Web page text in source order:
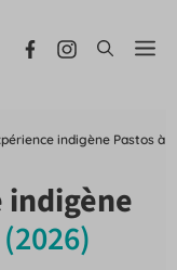
indigène Pastos à
indigène
(2026)